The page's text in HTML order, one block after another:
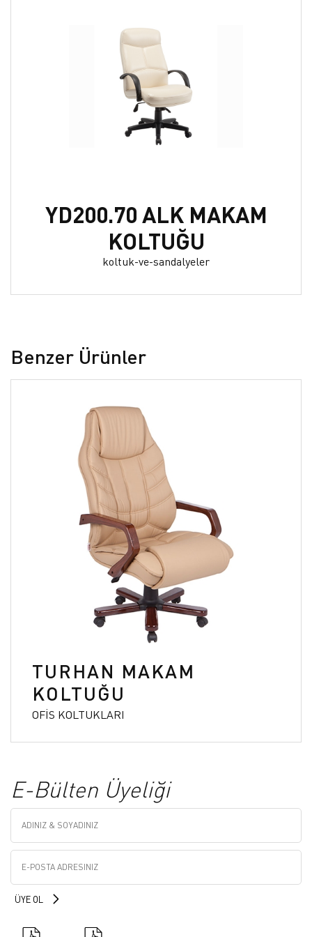
YD200.70 ALK MAKAM
KOLTUĞU
koltuk-ve-sandalyeler
Benzer Ürünler
TURHAN MAKAM
KOLTUĞU
OFİS KOLTUKLARI
E-Bülten Üyeliği